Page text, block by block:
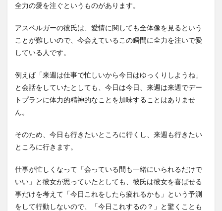
全力の愛を注ぐというものがあります。
アスペルガーの彼氏は、愛情に関しても全体像を見るという
ことが難しいので、今会えているこの瞬間に全力を注いで愛
している人です。
例えば「来週は仕事で忙しいから今日はゆっくりしようね」
と会話をしていたとしても、今日は今日、来週は来週でデー
トプランに体力的精神的なことを加味することはありませ
ん。
そのため、今日も行きたいところに行くし、来週も行きたい
ところに行きます。
仕事が忙しくなって「会っている間も一緒にいられるだけで
いい」と彼女が思っていたとしても、彼氏は彼女を喜ばせる
事だけを考えて「今日これをしたら疲れるかも」という予測
をして行動しないので、「今日これするの？」と驚くことも